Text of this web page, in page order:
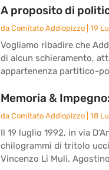
A proposito di
da Comitato Addiopizzo 19
Vogliamo ribadire che
di alcun schieramento,
appartenenza partitico-
Memoria &
da Comitato Addiopizzo 18
Il 19 luglio 1992, in via
chilogrammi di tritolo
Vincenzo Li Muli,